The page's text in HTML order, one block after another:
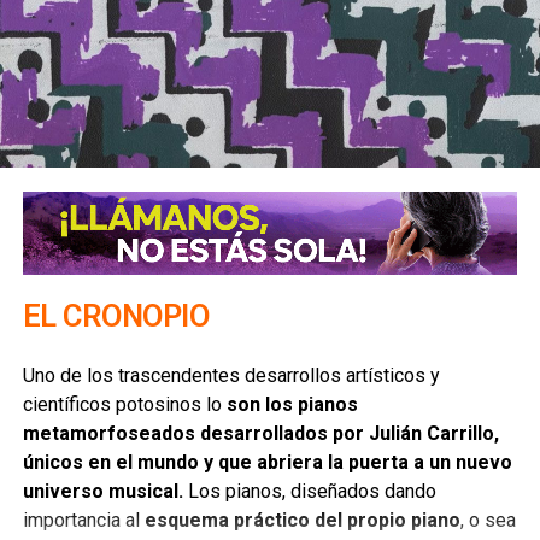
Guadalupe Acosta Naranjo y lo regresaron con patada en
las de sentarse.
Mi amiga y diputada federal, Lupita Almaguerhizo lo
propio sin resultados exitosos, lo mismo que la alcaldesa
de Villa de Reyes,Erika Brionesa quien tampoco le fue
bien, e incluso al pedirlo juntas también encontraron
negativa. El PRD es una incógnita sin despejar.
En fin, ya no entraré en mayores detalles porque los iré
desmenuzando por entregas, pero es importante poner en
La bendición y el tamaño de la misma del presidente
López Obrador, y el alcance de la mano de Juan
Manuel Carreras
En una lectura política simple, lo que interesa al presidente
en una elección intermedia como la que viene es
mantener la mayoría en la Cámara de Diputadosy –
EL CRONOPIO
Uno de los trascendentes desarrollos artísticos y
científicos potosinos lo son los pianos
metamorfoseados desarrollados por Julián Carrillo,
únicos en el mundo y que abriera la puerta a un nuevo
universo musical.Los pianos, diseñados dando
importancia al esquema práctico del propio piano, o sea